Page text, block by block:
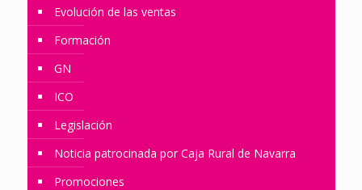
Evolución de las ventas
Formación
GN
ICO
Legislación
Noticia patrocinada por Caja Rural de Navarra
Promociones